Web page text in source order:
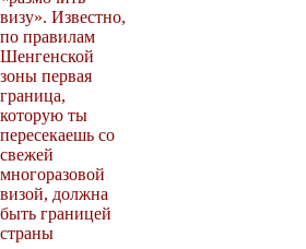
визу». Известно,
по правилам
Шенгенской
зоны первая
граница,
которую ты
пересекаешь со
свежей
многоразовой
визой, должна
быть границей
страны